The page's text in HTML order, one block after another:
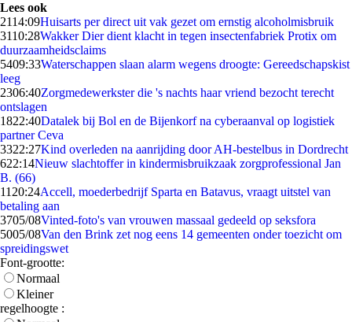
Lees ook
2114:09Huisarts per direct uit vak gezet om ernstig alcoholmisbruik
3110:28Wakker Dier dient klacht in tegen insectenfabriek Protix om
duurzaamheidsclaims
5409:33Waterschappen slaan alarm wegens droogte: Gereedschapskist
leeg
2306:40Zorgmedewerkster die 's nachts haar vriend bezocht terecht
ontslagen
1822:40Datalek bij Bol en de Bijenkorf na cyberaanval op logistiek
partner Ceva
3322:27Kind overleden na aanrijding door AH-bestelbus in Dordrecht
622:14Nieuw slachtoffer in kindermisbruikzaak zorgprofessional Jan
B. (66)
11 20:24Accell, moederbedrijf Sparta en Batavus, vraagt uitstel van
betaling aan
3705/08Vinted-foto's van vrouwen massaal gedeeld op seksfora
5005/08Van den Brink zet nog eens 14 gemeenten onder toezicht om
spreidingswet
Font-grootte:
Normaal
Kleiner
regelhoogte :